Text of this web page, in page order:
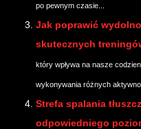
po pewnym czasie...
Jak poprawić
skutecznych
który wpływa na nasze
wykonywania różnych
Strefa spalania
odpowiedniego